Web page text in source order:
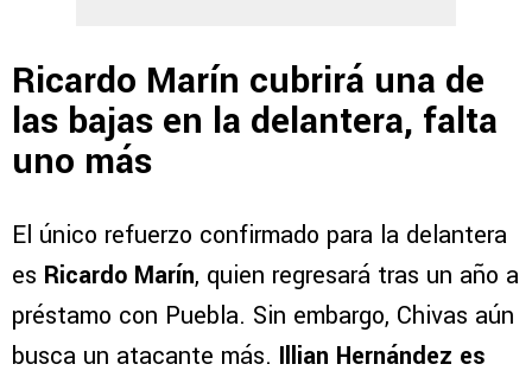
Ricardo Marín cubrirá una de
las bajas en la delantera, falta
uno más
El único refuerzo confirmado para la delantera
es Ricardo Marín, quien regresará tras un año a
préstamo con Puebla. Sin embargo, Chivas aún
busca un atacante más. Illian Hernández es